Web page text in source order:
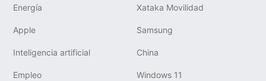
Energía Xataka Movilidad
Apple Samsung
Inteligencia artificial China
Empleo Windows 11